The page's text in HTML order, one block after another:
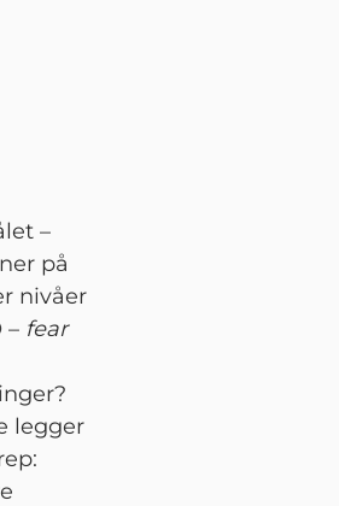
–
på
nivåer
– fear
legger